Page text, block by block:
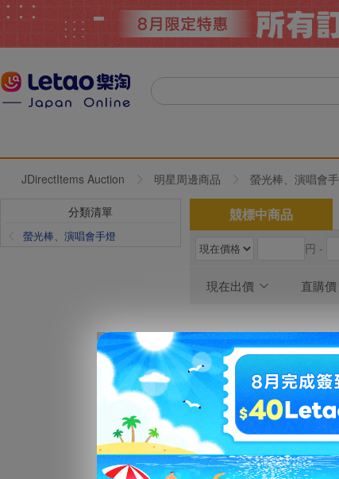
JDirectItems Auction 明星周邊商品 螢光棒、演唱會
分類清單
螢光棒、演唱會手燈
競標中商品
円 -
現在出價 直購價